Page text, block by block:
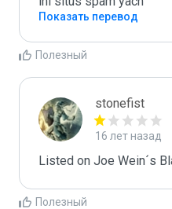
Показать перевод
Полезный
stonefist
16 лет назад
Listed on Joe Wein´s
Полезный